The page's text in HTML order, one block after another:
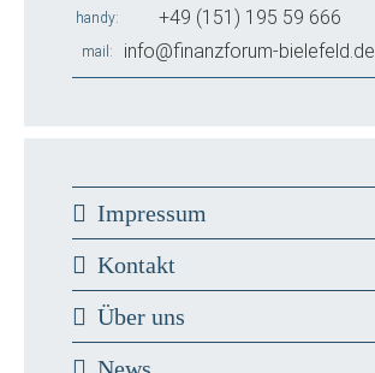
handy +49 (151) 195 59 666
mail info@finanzforum-bielefeld.de
Impressum
Kontakt
Über uns